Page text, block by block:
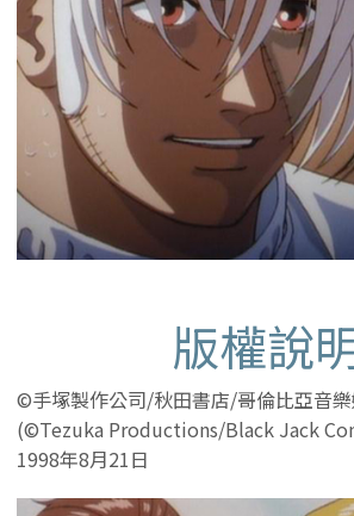
版權說
©手塚製作公司/秋田書店/哥倫比亞音
(©Tezuka Productions/Black Jack
1998年8月21日